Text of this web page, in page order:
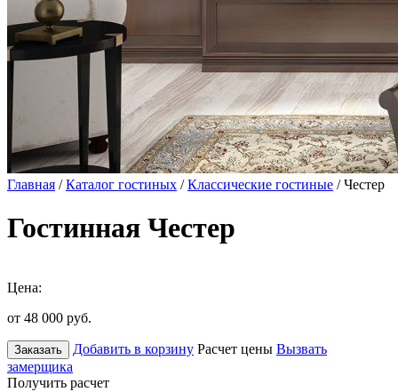
Главная /Каталог гостиных /Классические гостиные / Честер
Гостинная Честер
Цена:
от 48 000 руб.
Заказать Добавить в корзину Расчет цены Вызвать
замерщика
Получить расчет